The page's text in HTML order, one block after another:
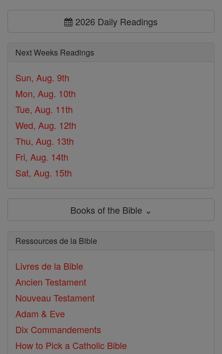
2026 Daily Readings
Next Weeks Readings
Sun, Aug. 9th
Mon, Aug. 10th
Tue, Aug. 11th
Wed, Aug. 12th
Thu, Aug. 13th
Fri, Aug. 14th
Sat, Aug. 15th
Books of the Bible ⌄
Ressources de la Bible
Livres de la Bible
Ancien Testament
Nouveau Testament
Adam & Eve
Dix Commandements
How to Pick a Catholic Bible